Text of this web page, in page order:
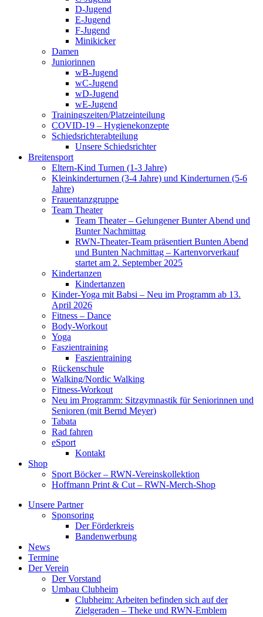
D-Jugend
E-Jugend
F-Jugend
Minikicker
Damen
Juniorinnen
wB-Jugend
wC-Jugend
wD-Jugend
wE-Jugend
Trainingszeiten/Platzeinteilung
COVID-19 – Hygienekonzepte
Schiedsrichterabteilung
Unsere Schiedsrichter
Breitensport
Eltern-Kind Turnen (1-3 Jahre)
Kleinkinderturnen (3-4 Jahre) und Kinderturnen (5-6
Jahre)
Frauentanzgruppe
Team Theater
Team Theater – Gelungener Bunter Abend und
Bunter Nachmittag
RWN-Theater-Team präsentiert Bunten Abend
und Bunten Nachmittag – Kartenvorverkauf
startet am 2. September 2025
Kindertanzen
Kindertanzen
Kinder-Yoga mit Babsi – Neu im Programm ab 13.
April 2026
Fitness – Dance
Body-Workout
Yoga
Faszientraining
Faszientraining
Rückenschule
Walking/Nordic Walking
Fitness-Workout
Neu im Programm: Sitzgymnastik für Seniorinnen und
Senioren (mit Bernd Meyer)
Tabata
Rad fahren
eSport
Kontakt
Shop
Sport Böcker – RWN-Vereinskollektion
Hoffmann Print & Cut – RWN-Merch-Shop
Unsere Partner
Sponsoring
Der Förderkreis
Bandenwerbung
News
Termine
Der Verein
Der Vorstand
Umbau Clubheim
Clubheim: Arbeiten befinden sich auf der
Zielgeraden – Theke und RWN-Emblem